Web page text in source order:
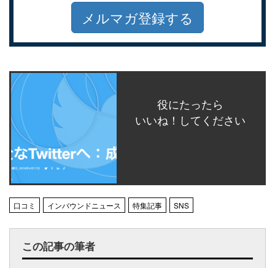
メルマガ登録する
役にたったら
いいね！してください
口コミ インバウンドニュース 特集記事 SNS
この記事の筆者